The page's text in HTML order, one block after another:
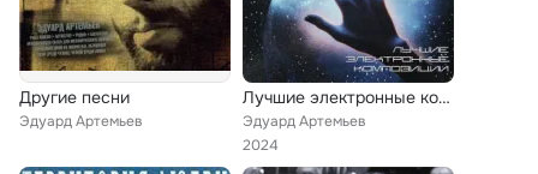
Другие песни
Эдуард Артемьев
Лучшие электронные композиции
Эдуард Артемьев
2024